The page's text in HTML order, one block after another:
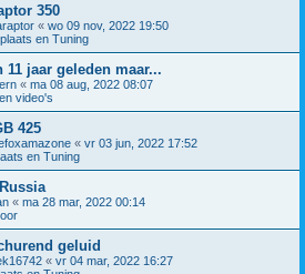
350
« wo 09 nov, 2022 19:50
en Tuning
11 jaar geleden maar...
« ma 08 aug, 2022 08:07
video's
425
« vr 03 jun, 2022 17:52
en Tuning
« ma 28 mar, 2022 00:14
geluid
« vr 04 mar, 2022 16:27